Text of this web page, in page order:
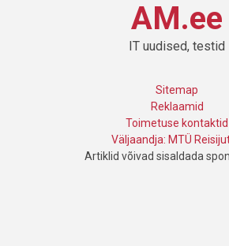
AM.ee
IT uudised, testid
Sitemap
Reklaamid
Toimetuse kontaktid
Väljaandja: MTÜ
Artiklid võivad sisaldada